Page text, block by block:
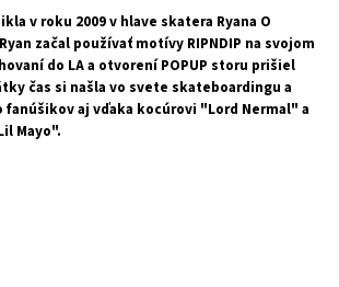
v roku 2009 v hlave skatera Ryana O
začal používať motívy RIPNDIP na svojom
do LA a otvorení POPUP storu prišiel
čas si našla vo svete skateboardingu a
aj vďaka kocúrovi "Lord Nermal" a
Mayo".